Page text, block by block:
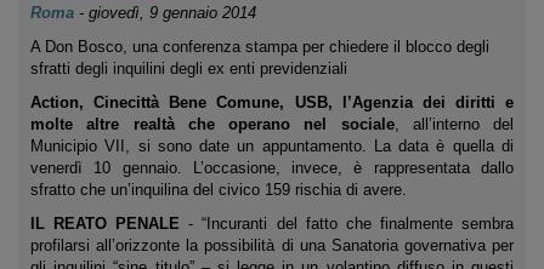
Roma - giovedì, 9 gennaio 2014
A Don Bosco, una conferenza stampa per chiedere il blocco degli
sfratti degli inquilini degli ex enti previdenziali
Action, Cinecittà Bene Comune, USB, l’Agenzia dei diritti e
molte altre realtà che operano nel sociale, all’interno del
Municipio VII, si sono date un appuntamento. La data è quella di
venerdì 10 gennaio. L’occasione, invece, è rappresentata dallo
sfratto che un’inquilina del civico 159 rischia di avere.
IL REATO PENALE - “Incuranti del fatto che finalmente sembra
profilarsi all’orizzonte la possibilità di una Sanatoria governativa per